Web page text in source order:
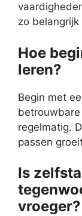
zo belangrijk
Hoe
leren?
Begin met
regelmatig.
passen
Is
vroeger?